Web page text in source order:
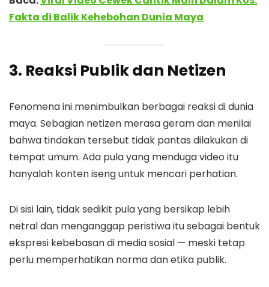
Fakta di Balik Kehebohan Dunia Maya
3. Reaksi Publik dan Netizen
Fenomena ini menimbulkan berbagai reaksi di dunia
maya. Sebagian netizen merasa geram dan menilai
bahwa tindakan tersebut tidak pantas dilakukan di
tempat umum. Ada pula yang menduga video itu
hanyalah konten iseng untuk mencari perhatian.
Di sisi lain, tidak sedikit pula yang bersikap lebih
netral dan menganggap peristiwa itu sebagai bentuk
ekspresi kebebasan di media sosial — meski tetap
perlu memperhatikan norma dan etika publik.